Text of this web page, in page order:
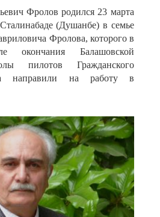
Фролов родился 23 марта
(Душанбе) в семье
Фролова, которого в
окончания Балашовской
пилотов Гражданского
направили на работу в